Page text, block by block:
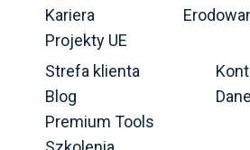
Kariera
Projekty UE
Strefa klienta
Blog
Premium Tools